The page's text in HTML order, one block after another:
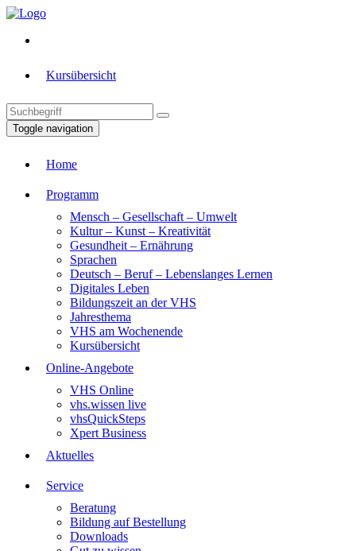
Kursübersicht
Toggle navigation
Home
Programm
Mensch – Gesellschaft – Umwelt
Kultur – Kunst – Kreativität
Gesundheit – Ernährung
Sprachen
Deutsch – Beruf – Lebenslanges Lernen
Digitales Leben
Bildungszeit an der VHS
Jahresthema
VHS am Wochenende
Kursübersicht
Online-Angebote
VHS Online
vhs.wissen live
vhsQuickSteps
Xpert Business
Aktuelles
Service
Beratung
Bildung auf Bestellung
Downloads